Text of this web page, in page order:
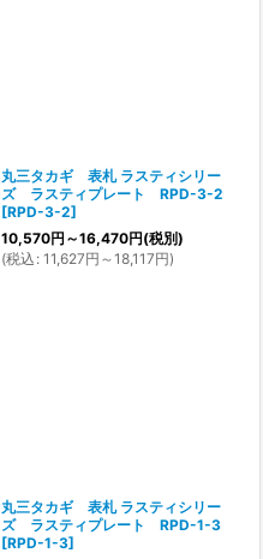
丸三タカギ 表札 ラスティシリー
ズ ラスティプレート RPD-3-2
[RPD-3-2]
10,570円 ～16,470円(税別)
(税込 : 11,627円 ～18,117円)
丸三タカギ 表札 ラスティシリー
ズ ラスティプレート RPD-1-3
[RPD-1-3]